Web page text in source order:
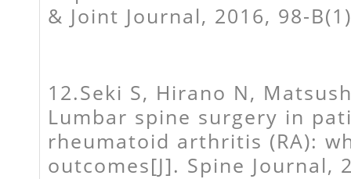
& Joint Journal, 2016, 98-
12.Seki S, Hirano N,
Lumbar spine surgery in
rheumatoid arthritis (RA):
outcomes[J]. Spine Journal,